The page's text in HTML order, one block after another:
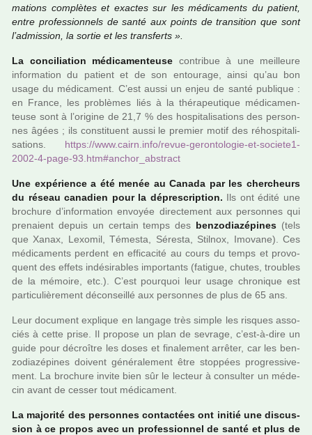
ma­tions com­plè­tes et exac­tes sur les médi­ca­ments du patient,
entre pro­fes­sion­nels de santé aux points de tran­si­tion que sont
l’admis­sion, la sortie et les trans­ferts ».
La conci­lia­tion médi­ca­men­teuse contri­bue à une meilleure
infor­ma­tion du patient et de son entou­rage, ainsi qu’au bon
usage du médi­ca­ment. C’est aussi un enjeu de santé publi­que :
en France, les pro­blè­mes liés à la thé­ra­peu­ti­que médi­ca­men­
teuse sont à l’ori­gine de 21,7 % des hos­pi­ta­li­sa­tions des per­son­
nes âgées ; ils cons­ti­tuent aussi le pre­mier motif des réhos­pi­ta­li­
sa­tions.
https://www.cairn.info/revue-geron­to­lo­gie-et-socie­te1-
2002-4-page-93.htm#an­chor_abs­tract
Une expé­rience a été menée au Canada par les cher­cheurs
du réseau cana­dien pour la dépres­crip­tion. Ils ont édité une
bro­chure d’infor­ma­tion envoyée direc­te­ment aux per­son­nes qui
pre­naient depuis un cer­tain temps des ben­zo­dia­zé­pi­nes (tels
que Xanax, Lexomil, Témesta, Séresta, Stilnox, Imovane). Ces
médi­ca­ments per­dent en effi­ca­cité au cours du temps et pro­vo­
quent des effets indé­si­ra­bles impor­tants (fati­gue, chutes, trou­bles
de la mémoire, etc.). C’est pour­quoi leur usage chro­ni­que est
par­ti­cu­liè­re­ment déconseillé aux per­son­nes de plus de 65 ans.
Leur docu­ment expli­que en lan­gage très simple les ris­ques asso­
ciés à cette prise. Il pro­pose un plan de sevrage, c’est-à-dire un
guide pour décroî­tre les doses et fina­le­ment arrê­ter, car les ben­
zo­dia­zé­pi­nes doi­vent géné­ra­le­ment être stop­pées pro­gres­si­ve­
ment. La bro­chure invite bien sûr le lec­teur à consul­ter un méde­
cin avant de cesser tout médi­ca­ment.
La majo­rité des per­son­nes contac­tées ont initié une dis­cus­
sion à ce propos avec un pro­fes­sion­nel de santé et plus de